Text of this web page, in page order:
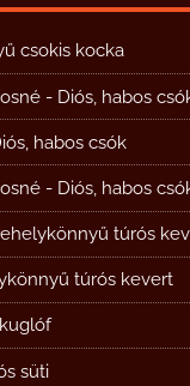
csokis kocka
- Diós, habos
habos csók
- Diós, habos
túrós
túrós kevert
süti